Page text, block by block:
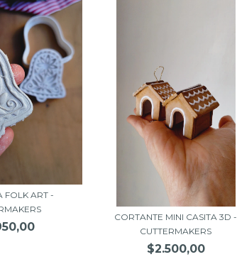
FOLK ART -
CORTANTE MINI CASITA 3D -
CUTTERMAKERS
$2.500,00